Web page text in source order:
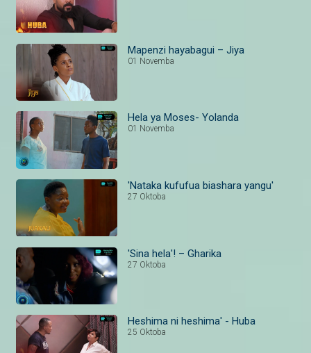
Mapenzi hayabagui – Jiya
01 Novemba
Hela ya Moses- Yolanda
01 Novemba
'Nataka kufufua biashara yangu'
27 Oktoba
'Sina hela'! – Gharika
27 Oktoba
Heshima ni heshima' - Huba
25 Oktoba